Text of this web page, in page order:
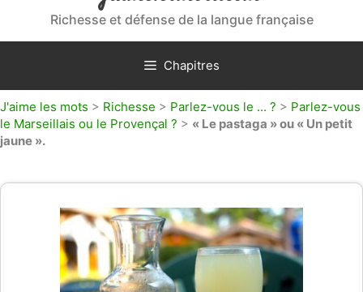
Richesse et défense de la langue française
Chapitres
J'aime les mots > Richesse > Parlez-vous le ... ? > Parlez-vous
le Marseillais ou le Provençal ? > « Le pastaga » ou « Un petit
jaune ».